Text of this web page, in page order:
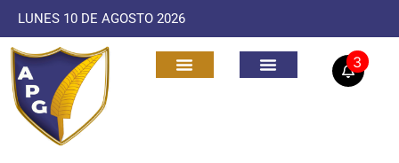
LUNES 10 DE AGOSTO 2026
3